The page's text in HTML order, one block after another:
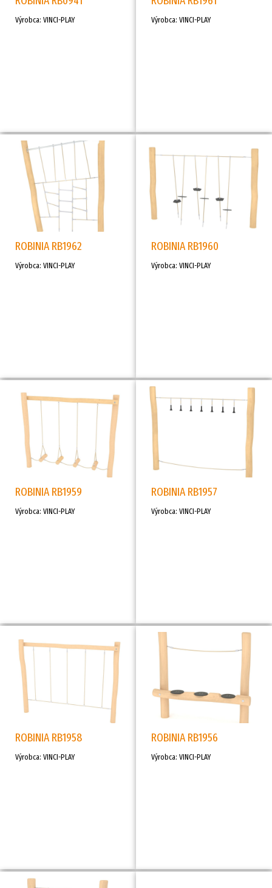
Výrobca: VINCI-PLAY Výrobca: VINCI-PLAY
ROBINIA RB1962
Výrobca: VINCI-PLAY
ROBINIA RB1960
Výrobca: VINCI-PLAY
ROBINIA RB1959
Výrobca: VINCI-PLAY
ROBINIA RB1957
Výrobca: VINCI-PLAY
ROBINIA RB1958
Výrobca: VINCI-PLAY
ROBINIA RB1956
Výrobca: VINCI-PLAY